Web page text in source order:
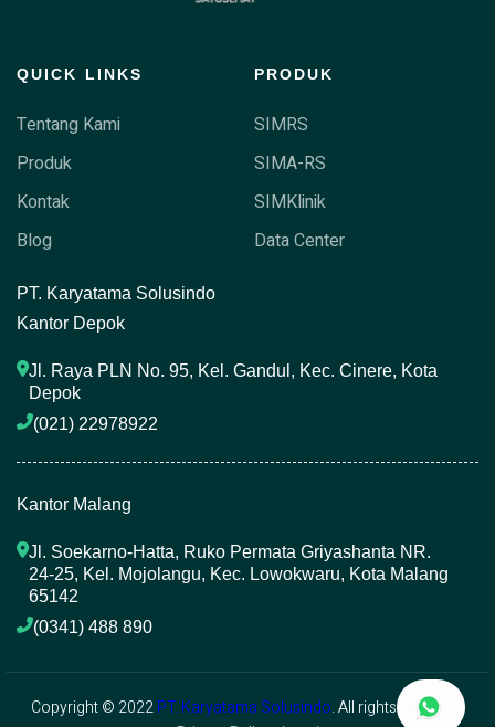
QUICK LINKS
Tentang Kami
Produk
Kontak
Blog
PRODUK
SIMRS
SIMA-RS
SIMKlinik
Data Center
PT. Karyatama Solusindo
Kantor Depok
Jl. Raya PLN No. 95, Kel. Gandul, Kec. Cinere, Kota
Depok
(021) 22978922
Kantor Malang
Jl. Soekarno-Hatta, Ruko Permata Griyashanta NR.
24-25, Kel. Mojolangu, Kec. Lowokwaru, Kota Malang
65142
(0341) 488 890
Copyright © 2022PT. Karyatama Solusindo. All rights reserved.